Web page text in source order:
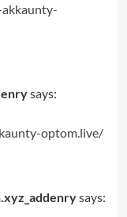
says:
optom.live/
says: